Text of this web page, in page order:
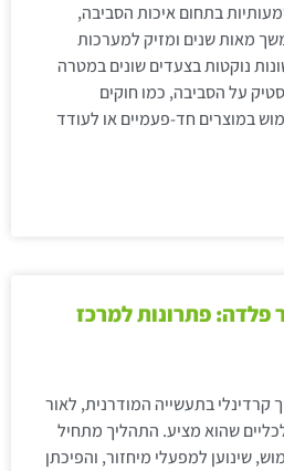
בתחום איכות הסביבה,
מאות שנים ומזיק למערכות
נוקטות בצעדים שונים במטרה
על הסביבה, כמו חוקים
במוצרים חד-פעמיים או לעודד
פלדה: פתרונות למרכז
קרדינלי בתעשייה המודרנית, לאור
שהוא מציע. התהליך מתחיל
שינוען למפעלי מיחזור, והפיכתן